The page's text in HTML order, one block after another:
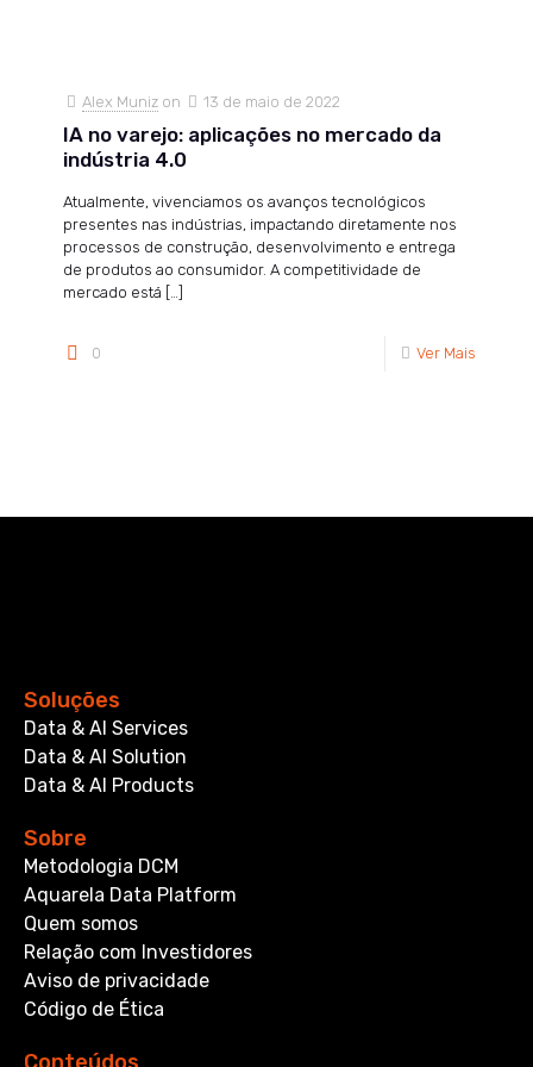
Alex Muniz on 13 de maio de 2022
IA no varejo: aplicações no mercado da
indústria 4.0
Atualmente, vivenciamos os avanços tecnológicos
presentes nas indústrias, impactando diretamente nos
processos de construção, desenvolvimento e entrega
de produtos ao consumidor. A competitividade de
mercado está […]
0 Ver Mais
Soluções
Data & AI Services
Data & AI Solution
Data & AI Products
Sobre
Metodologia DCM
Aquarela Data Platform
Quem somos
Relação com Investidores
Aviso de privacidade
Código de Ética